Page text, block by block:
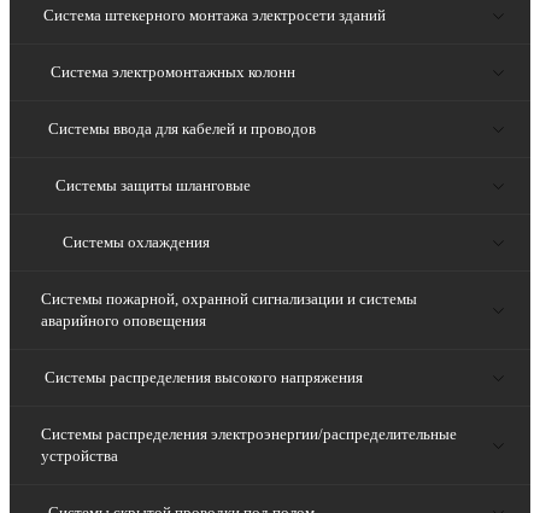
Система штекерного монтажа электросети зданий
Система электромонтажных колонн
Системы ввода для кабелей и проводов
Системы защиты шланговые
Системы охлаждения
Системы пожарной, охранной сигнализации и системы
аварийного оповещения
Системы распределения высокого напряжения
Системы распределения электроэнергии/распределительные
устройства